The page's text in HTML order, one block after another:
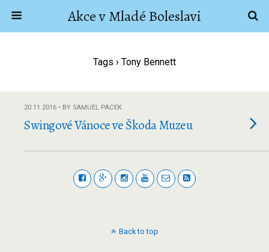
Akce v Mladé Boleslavi
Tags › Tony Bennett
20.11.2016 • BY SAMUEL PACEK
Swingové Vánoce ve Škoda Muzeu
Back to top